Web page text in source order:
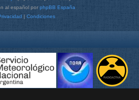
al español por phpBB España
| Condiciones